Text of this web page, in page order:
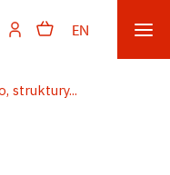
EN
struktury...